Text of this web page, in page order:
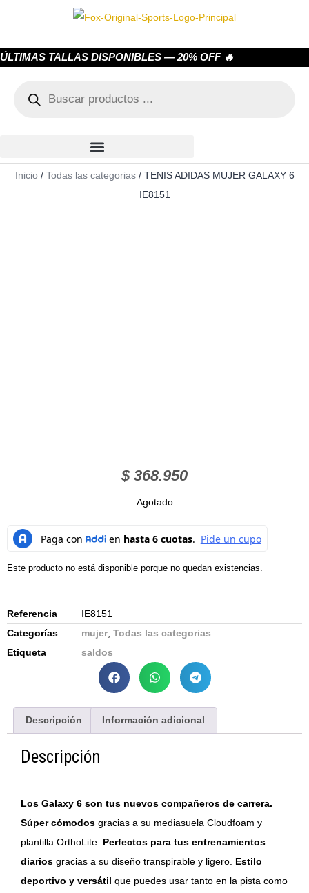
ÚLTIMAS TALLAS DISPONIBLES — 20% OFF 🔥
Inicio/ Todas las categorias/ TENIS ADIDAS MUJER GALAXY 6
IE8151
$368.950
Agotado
Este producto no está disponible porque no quedan existencias.
Referencia
IE8151
Categorías
mujer, Todas las categorias
Etiqueta
saldos
Descripción Información adicional
Descripción
Los Galaxy 6 son tus nuevos compañeros de carrera.
Súper cómodos gracias a su mediasuela Cloudfoam y
plantilla OrthoLite. Perfectos para tus entrenamientos
diarios gracias a su diseño transpirable y ligero. Estilo
deportivo y versátil que puedes usar tanto en la pista como